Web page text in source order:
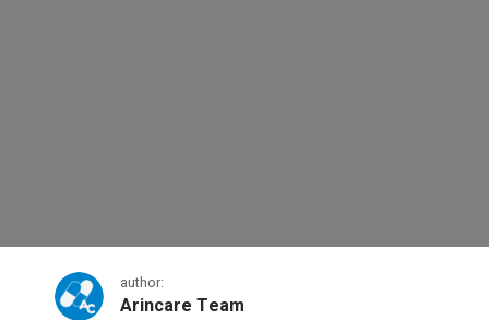
IQVIA-May-01
author:
Arincare Team